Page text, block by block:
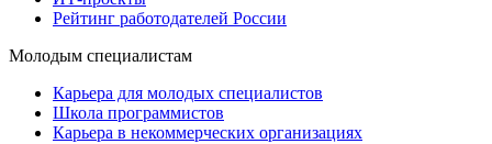
Рейтинг работодателей России
Молодым специалистам
Карьера для молодых специалистов
Школа программистов
Карьера в некоммерческих организациях